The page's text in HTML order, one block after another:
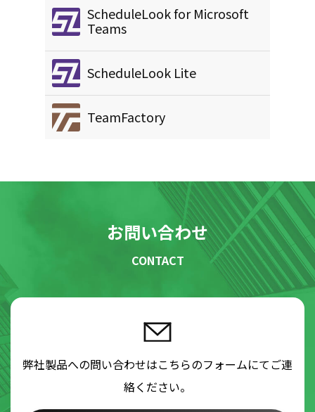
ScheduleLook for Microsoft
Teams
ScheduleLook Lite
TeamFactory
お問い合わせ
CONTACT
弊社製品への問い合わせはこちらのフォームにてご連
絡ください。